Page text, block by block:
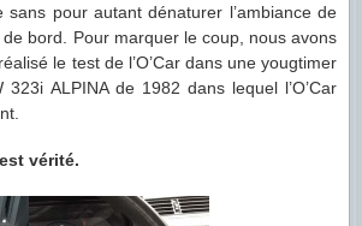
sans pour autant dénaturer l’ambiance de
bord. Pour marquer le coup, nous avons
le test de l’O’Car dans une yougtimer
ALPINA de 1982 dans lequel l’O’Car
vérité.